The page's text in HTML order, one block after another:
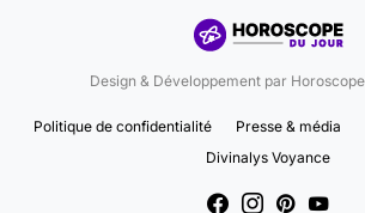
Design & Développement par
Politique de confidentialité Presse & média
Divinalys Voyance